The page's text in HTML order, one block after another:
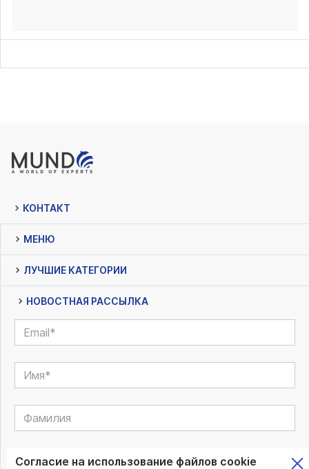
КОНТАКТ
МЕНЮ
ЛУЧШИЕ КАТЕГОРИИ
НОВОСТНАЯ РАССЫЛКА
Согласие на использование файлов cookie